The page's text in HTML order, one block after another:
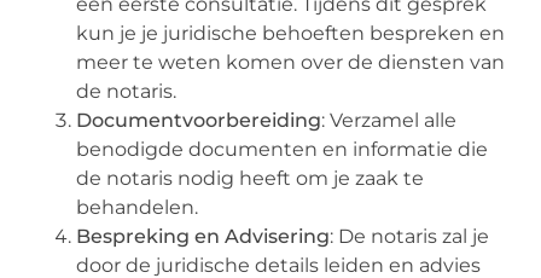
kun je je juridische behoeften bespreken en
meer te weten komen over de diensten van
de notaris.
Documentvoorbereiding: Verzamel alle
benodigde documenten en informatie die
de notaris nodig heeft om je zaak te
behandelen.
Bespreking en Advisering: De notaris zal je
door de juridische details leiden en advies